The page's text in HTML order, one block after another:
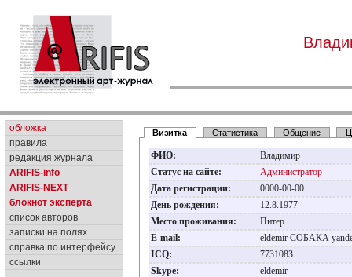
обложка
правила
редакция журнала
ARIFIS-info
ARIFIS-NEXT
блокнот эксперта
список авторов
записки на полях
справка по интерфейсу
ссылки
Визитка Статистика Общение
ФИО:
Владимир
Статус на сайте:
Администратор
Дата регистрации:
0000-00-00
День рождения:
12.8.1977
Место проживания:
Питер
E-mail:
eldemir СОБАКА
ICQ:
7731083
Skype:
eldemir